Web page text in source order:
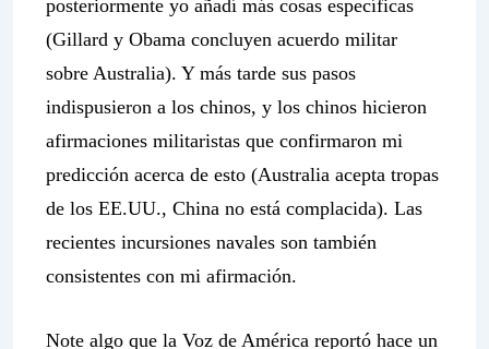
posteriormente yo añadí más cosas específicas
(Gillard y Obama concluyen acuerdo militar
sobre Australia). Y más tarde sus pasos
indispusieron a los chinos, y los chinos hicieron
afirmaciones militaristas que confirmaron mi
predicción acerca de esto (Australia acepta tropas
de los EE.UU., China no está complacida). Las
recientes incursiones navales son también
consistentes con mi afirmación.
Note algo que la Voz de América reportó hace un